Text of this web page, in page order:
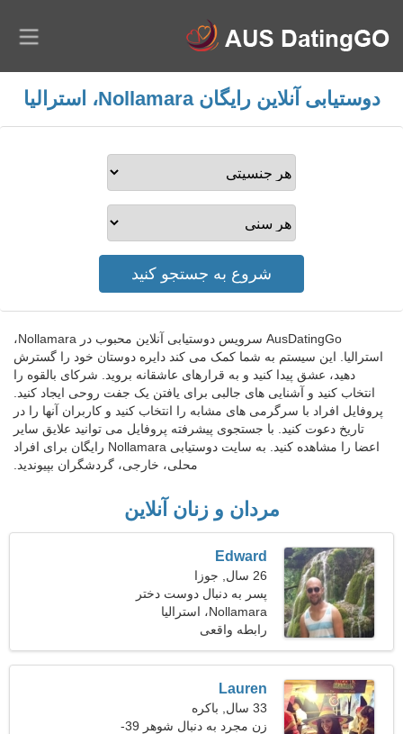
دوستیابی آنلاین رایگان Nollamara، استرالیا
AusDatingGo سرویس دوستیابی آنلاین محبوب در Nollamara،
استرالیا. این سیستم به شما کمک می کند دایره دوستان خود را گسترش
دهید، عشق پیدا کنید و به قرارهای عاشقانه بروید. شرکای بالقوه را
انتخاب کنید و آشنایی های جالبی برای یافتن یک جفت روحی ایجاد کنید.
پروفایل افراد با سرگرمی های مشابه را انتخاب کنید و کاربران آنها را در
تاریخ دعوت کنید. با جستجوی پیشرفته پروفایل می توانید علایق سایر
اعضا را مشاهده کنید. به سایت دوستیابی Nollamara رایگان برای افراد
محلی، خارجی، گردشگران بپیوندید.
مردان و زنان آنلاین
Edward
26 سال, جوزا
پسر به دنبال دوست دختر
است
Nollamara، استرالیا
رابطه واقعی
Lauren
33 سال, باکره
زن مجرد به دنبال شوهر 39-